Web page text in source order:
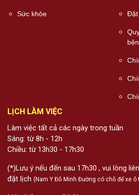
Sức khỏe Đặt
LỊCH LÀM VIỆC
Làm việc tất cả các ngày trong tuần
Sáng: từ 8h - 12h
Chiều: từ 13h30 - 17h30
(*)Lưu ý nếu đến sau 17h30 , vui lòng
đặt lịch (Nam Y Đỗ Minh Đường có chỗ để xe ô